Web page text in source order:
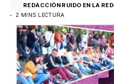
REDACCIÓN RUIDO EN LA RED
2 MINS LECTURA